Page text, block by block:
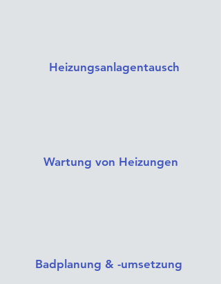
Heizungsanlagentausch
Wartung von Heizungen
Badplanung & -umsetzung